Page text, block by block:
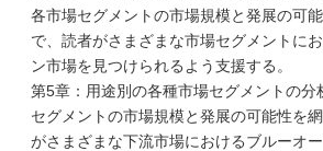
各市場セグメントの市場規模と発展の可
で、読者がさまざまな市場セグメントに
ン市場を見つけられるよう支援する。
第5章：用途別の各種市場セグメントの分
セグメントの市場規模と発展の可能性を
がさまざまな下流市場におけるブルーオ